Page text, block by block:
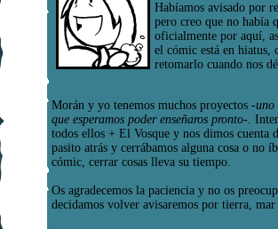
Habíamos avisado por
pero creo que no había
oficialmente por aquí,
el cómic está en hiatus,
retomarlo cuando nos
Morán y yo tenemos muchos proyectos -uno
que esperamos poder enseñaros pronto-.
todos ellos + El Vosque y nos dimos cuenta
pasito atrás y cerrábamos alguna cosa o no
cómic, cerrar cosas lleva su tiempo.
Os agradecemos la paciencia y no os
decidamos volver avisaremos por tierra,